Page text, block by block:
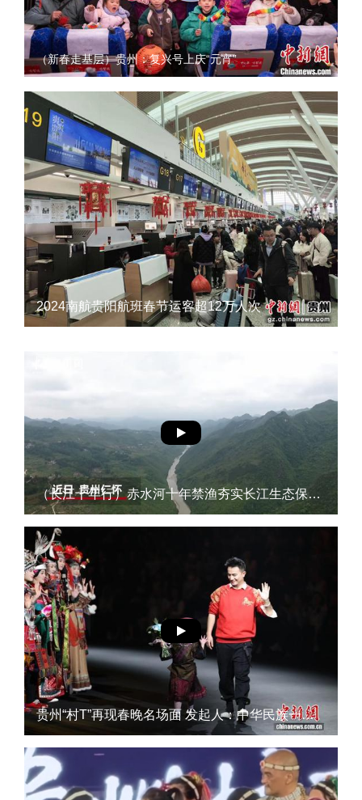
（新春走基层）贵州：复兴号上庆“元宵”
2024南航贵阳航班春节运客超12万人次
（长江十年行）赤水河十年禁渔夯实长江生态保护根基
贵州“村T”再现春晚名场面 发起人：中华民族一家亲，万水千山也无法阻隔23